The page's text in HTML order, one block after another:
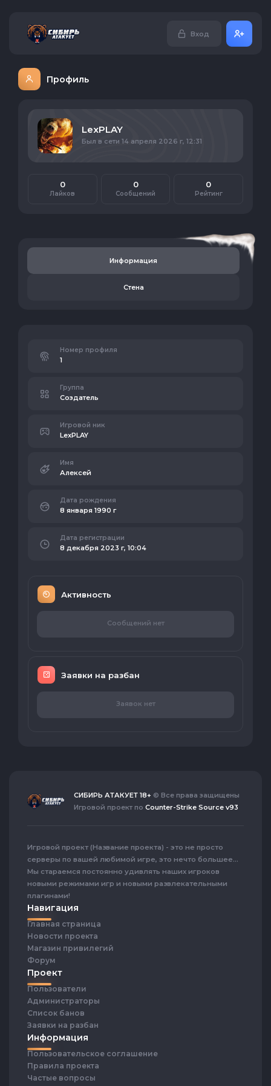
Вход
Профиль
LexPLAY
Был в сети 14 апреля 2026 г, 12:31
0
Лайков
0
Сообщений
0
Рейтинг
Информация
Стена
Номер профиля
1
Группа
Создатель
Игровой ник
LexPLAY
Имя
Алексей
Дата рождения
8 января 1990 г
Дата регистрации
8 декабря 2023 г, 10:04
Активность
Сообщений нет
Заявки на разбан
Заявок нет
СИБИРЬ АТАКУЕТ 18+ © Все права защищены
Игровой проект по Counter-Strike Source v93
Игровой проект (Название проекта) - это не просто
серверы по вашей любимой игре, это нечто большее...
Мы стараемся постоянно удивлять наших игроков
новыми режимами игр и новыми развлекательными
плагинами!
Навигация
Главная страница
Новости проекта
Магазин привилегий
Форум
Проект
Пользователи
Администраторы
Список банов
Заявки на разбан
Информация
Пользовательское соглашение
Правила проекта
Частые вопросы